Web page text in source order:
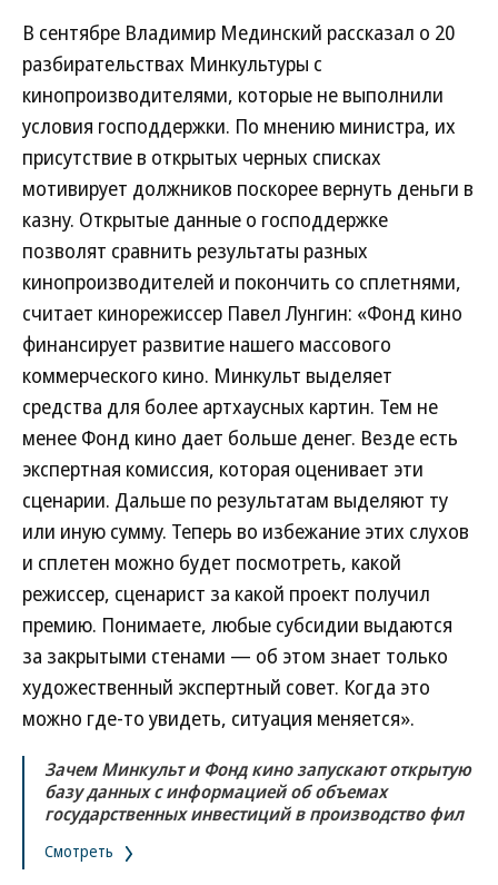
В сентябре Владимир Мединский рассказал о 20
разбирательствах Минкультуры с
кинопроизводителями, которые не выполнили
условия господдержки. По мнению министра, их
присутствие в открытых черных списках
мотивирует должников поскорее вернуть деньги в
казну. Открытые данные о господдержке
позволят сравнить результаты разных
кинопроизводителей и покончить со сплетнями,
считает кинорежиссер Павел Лунгин: «Фонд кино
финансирует развитие нашего массового
коммерческого кино. Минкульт выделяет
средства для более артхаусных картин. Тем не
менее Фонд кино дает больше денег. Везде есть
экспертная комиссия, которая оценивает эти
сценарии. Дальше по результатам выделяют ту
или иную сумму. Теперь во избежание этих слухов
и сплетен можно будет посмотреть, какой
режиссер, сценарист за какой проект получил
премию. Понимаете, любые субсидии выдаются
за закрытыми стенами — об этом знает только
художественный экспертный совет. Когда это
можно где-то увидеть, ситуация меняется».
Зачем Минкульт и Фонд кино запускают открытую
базу данных с информацией об объемах
государственных инвестиций в производство фил
Смотреть